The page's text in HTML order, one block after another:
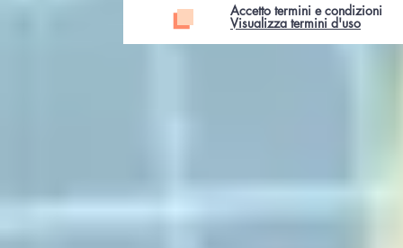
Accetto termini e condizioni
Visualizza termini d'uso